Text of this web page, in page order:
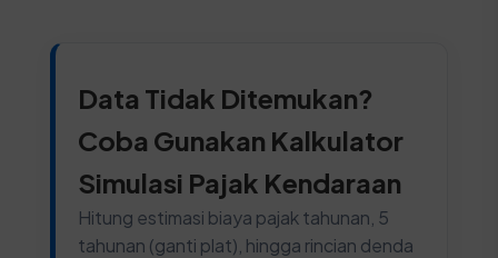
Data Tidak Ditemukan?
Coba Gunakan Kalkulator
Simulasi Pajak Kendaraan
Hitung estimasi biaya pajak tahunan, 5
tahunan (ganti plat), hingga rincian denda